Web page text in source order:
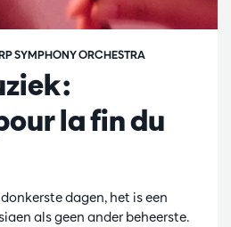
la fin du
SYMPHONY ORCHESTRA
dagen, het is een
als geen ander beheerste.